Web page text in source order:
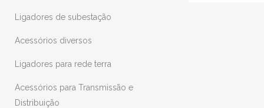
Ligadores de subestação
Acessórios diversos
Ligadores para rede terra
Acessórios para Transmissão e
Distribuição